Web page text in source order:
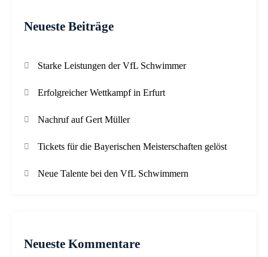
Neueste Beiträge
Starke Leistungen der VfL Schwimmer
Erfolgreicher Wettkampf in Erfurt
Nachruf auf Gert Müller
Tickets für die Bayerischen Meisterschaften gelöst
Neue Talente bei den VfL Schwimmern
Neueste Kommentare